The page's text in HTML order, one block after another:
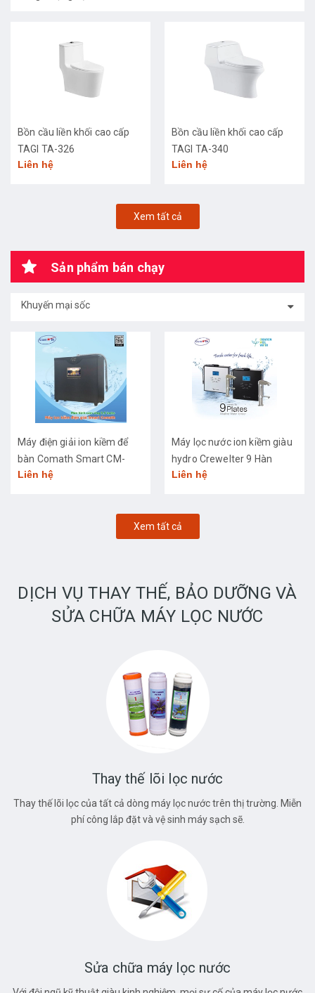
Bồn cầu liền khối cao cấp
TAGI TA-326
Liên hệ
Bồn cầu liền khối cao cấp
TAGI TA-340
Liên hệ
Xem tất cả
Sản phẩm bán chạy
Khuyến mại sốc
Máy điện giải ion kiềm để
bàn Comath Smart CM-
3668
Liên hệ
Máy lọc nước ion kiềm giàu
hydro Crewelter 9 Hàn
Quốc
Liên hệ
Xem tất cả
DỊCH VỤ THAY THẾ, BẢO DƯỠNG VÀ
SỬA CHỮA MÁY LỌC NƯỚC
Thay thế lõi lọc nước
Thay thế lõi lọc của tất cả dòng máy lọc nước trên thị trường. Miễn
phí công lắp đặt và vệ sinh máy sạch sẽ.
Sửa chữa máy lọc nước